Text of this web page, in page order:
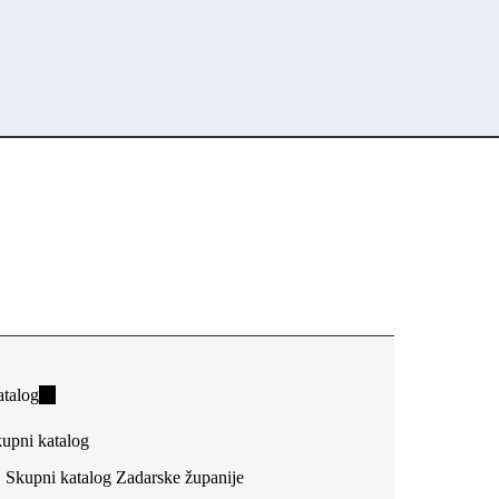
(link
external)
katalog
Skupni katalog Zadarske županije